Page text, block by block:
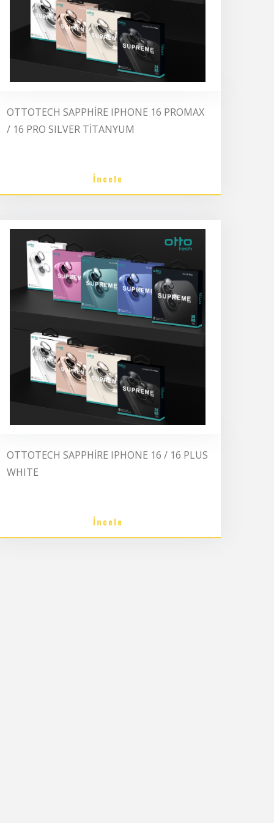
OTTOTECH SAPPHİRE IPHONE 16 PROMAX
/ 16 PRO SILVER TİTANYUM
İncele
OTTOTECH SAPPHİRE IPHONE 16 / 16 PLUS
WHITE
İncele